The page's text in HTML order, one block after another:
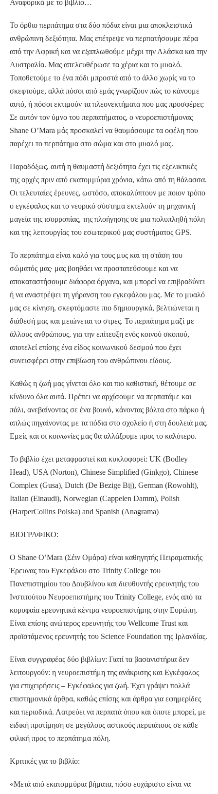
Αναφορικά με το βιβλίο…
Το όρθιο περπάτημα στα δύο πόδια είναι μια αποκλειστικά
ανθρώπινη δεξιότητα. Μας επέτρεψε να περπατήσουμε πέρα
από την Αφρική και να εξαπλωθούμε μέχρι την Αλάσκα και την
Αυστραλία. Μας απελευθέρωσε τα χέρια και το μυαλό.
Τοποθετούμε το ένα πόδι μπροστά από το άλλο χωρίς να το
σκεφτούμε, αλλά πόσοι από εμάς γνωρίζουν πώς το κάνουμε
αυτό, ή πόσοι εκτιμούν τα πλεονεκτήματα που μας προσφέρει;
Σε αυτόν τον ύμνο του περπατήματος, ο νευροεπιστήμονας
Shane O’Mara μάς προσκαλεί να θαυμάσουμε τα οφέλη που
παρέχει το περπάτημα στο σώμα και στο μυαλό μας.
Παραδόξως, αυτή η θαυμαστή δεξιότητα έχει τις εξελικτικές
της αρχές πριν από εκατομμύρια χρόνια, κάτω από τη θάλασσα.
Οι τελευταίες έρευνες, ωστόσο, αποκαλύπτουν με ποιον τρόπο
ο εγκέφαλος και το νευρικό σύστημα εκτελούν τη μηχανική
μαγεία της ισορροπίας, της πλοήγησης σε μια πολυπληθή πόλη
και της λειτουργίας του εσωτερικού μας συστήματος GPS.
Το περπάτημα είναι καλό για τους μυς και τη στάση του
σώματός μας· μας βοηθάει να προστατεύσουμε και να
αποκαταστήσουμε διάφορα όργανα, και μπορεί να επιβραδύνει
ή να αναστρέψει τη γήρανση του εγκεφάλου μας. Με το μυαλό
μας σε κίνηση, σκεφτόμαστε πιο δημιουργικά, βελτιώνεται η
διάθεσή μας και μειώνεται το στρες. Το περπάτημα μαζί με
άλλους ανθρώπους, για την επίτευξη ενός κοινού σκοπού,
αποτελεί επίσης ένα είδος κοινωνικού δεσμού που έχει
συνεισφέρει στην επιβίωση του ανθρώπινου είδους.
Καθώς η ζωή μας γίνεται όλο και πιο καθιστική, θέτουμε σε
κίνδυνο όλα αυτά. Πρέπει να αρχίσουμε να περπατάμε και
πάλι, ανεβαίνοντας σε ένα βουνό, κάνοντας βόλτα στο πάρκο ή
απλώς πηγαίνοντας με τα πόδια στο σχολείο ή στη δουλειά μας.
Εμείς και οι κοινωνίες μας θα αλλάξουμε προς το καλύτερο.
Το βιβλίο έχει μεταφραστεί και κυκλοφορεί: UK (Bodley
Head), USΑ (Norton), Chinese Simplified (Ginkgo), Chinese
Complex (Gusa), Dutch (De Bezige Bij), German (Rowohlt),
Italian (Einaudi), Norwegian (Cappelen Damm), Polish
(HarperCollins Polska) and Spanish (Anagrama)
ΒΙΟΓΡΑΦΙΚΟ:
Ο Shane O’Mara (Σέιν Ομάρα) είναι καθηγητής Πειραματικής
Έρευνας του Εγκεφάλου στο Trinity College του
Πανεπιστημίου του Δουβλίνου και διευθυντής ερευνητής του
Ινστιτούτου Νευροεπιστήμης του Trinity College, ενός από τα
κορυφαία ερευνητικά κέντρα νευροεπιστήμης στην Ευρώπη.
Είναι επίσης ανώτερος ερευνητής του Wellcome Trust και
προϊστάμενος ερευνητής του Science Foundation της Ιρλανδίας.
Είναι συγγραφέας δύο βιβλίων: Γιατί τα βασανιστήρια δεν
λειτουργούν: η νευροεπιστήμη της ανάκρισης και Εγκέφαλος
για επιχειρήσεις – Εγκέφαλος για ζωή. Έχει γράψει πολλά
επιστημονικά άρθρα, καθώς επίσης και άρθρα για εφημερίδες
και περιοδικά. Λατρεύει να περπατά όπου και όποτε μπορεί, με
ειδική προτίμηση σε μεγάλους αστικούς περιπάτους σε κάθε
φιλική προς το περπάτημα πόλη.
Κριτικές για το βιβλίο:
«Μετά από εκατομμύρια βήματα, πόσο ευχάριστο είναι να